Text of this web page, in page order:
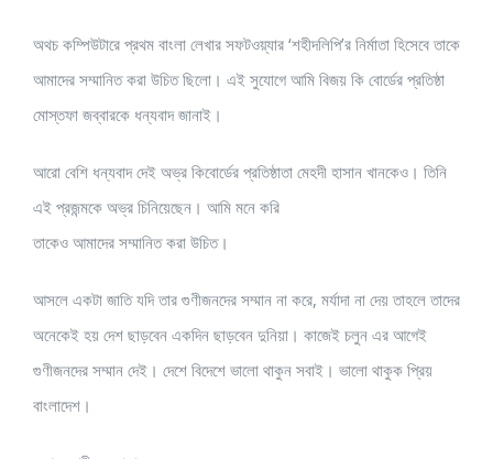
অথচ কম্পিউটারে প্রথম বাংলা লেখার সফটওয়্যার ‘শহীদলিপি’র নির্মাতা হিসেবে তাকে
আমাদের সম্মানিত করা উচিত ছিলো। এই সুযোগে আমি বিজয় কি বোর্ডের প্রতিষ্ঠা
মোস্তফা জব্বারকে ধন্যবাদ জানাই।
আরো বেশি ধন্যবাদ দেই অভ্র কিবোর্ডের প্রতিষ্ঠাতা মেহদী হাসান খানকেও। তিনি
এই প্রজন্মকে অভ্র চিনিয়েছেন। আমি মনে করি
তাকেও আমাদের সম্মানিত করা উচিত।
আসলে একটা জাতি যদি তার গুণীজনদের সম্মান না করে, মর্যাদা না দেয় তাহলে তাদের
অনেকেই হয় দেশ ছাড়বেন একদিন ছাড়বেন দুনিয়া। কাজেই চলুন এর আগেই
গুণীজনদের সম্মান দেই। দেশে বিদেশে ভালো থাকুন সবাই। ভালো থাকুক প্রিয়
বাংলাদেশ।